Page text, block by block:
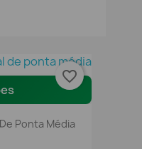
Ponta Média
favorite_border